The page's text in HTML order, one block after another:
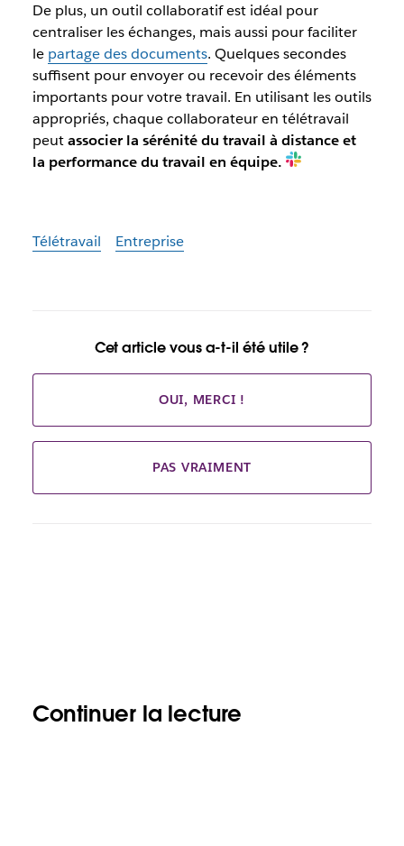
De plus, un outil collaboratif est idéal pour
centraliser les échanges, mais aussi pour faciliter
le partage des documents. Quelques secondes
suffisent pour envoyer ou recevoir des éléments
importants pour votre travail. En utilisant les outils
appropriés, chaque collaborateur en télétravail
peutassocier la sérénité du travail à distance et
la performance du travail en équipe.
Télétravail Entreprise
Cet article vous a-t-il été utile ?
OUI, MERCI !
PAS VRAIMENT
Continuer la lecture